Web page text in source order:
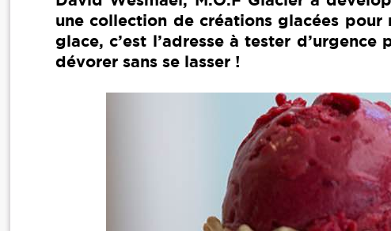
une collection de créations glacées
glace, c’est l’adresse à tester
dévorer sans se lasser !